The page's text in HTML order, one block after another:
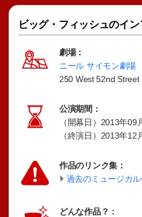
ビッグ・フィッシュのイ
劇場：
ニール サイモン劇場
250 West 52nd Street
公演期間：
（開幕日）2013年09
（終演日）2013年12
作品のリンク集：
過去のミュージカ
どんな作品？：